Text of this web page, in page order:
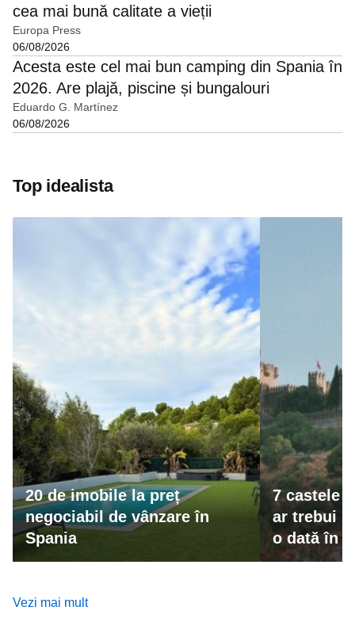
cea mai bună calitate a vieții
Europa Press
06/08/2026
Acesta este cel mai bun camping din Spania în
2026. Are plajă, piscine și bungalouri
Eduardo G. Martínez
06/08/2026
Top idealista
20 de imobile la preț
negociabil de vânzare în
Spania
7 castele
ar trebui
o dată în
Vezi mai mult